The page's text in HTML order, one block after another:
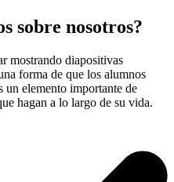
sobre nosotros?
mostrando diapositivas
forma de que los alumnos
un elemento importante de
hagan a lo largo de su vida.